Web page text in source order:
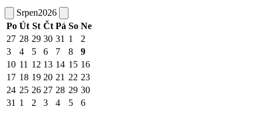
Srpen2026
Po Út St Čt Pá So Ne
27 28 29 30 31 1
2
3
4 5 6 7 8
9
10 11 12 13 14 15 16
17 18 19 20 21 22 23
24 25 26 27 28 29 30
31 1 2 3 4 5 6